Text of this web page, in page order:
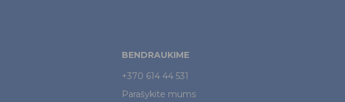
BENDRAUKIME
+370 614 44 531
Parašykite mums